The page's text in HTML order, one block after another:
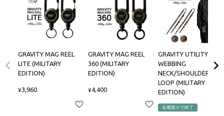
GRAVITY MAG REEL
LITE (MILITARY
EDITION)
¥3,960
GRAVITY MAG REEL
360 (MILITARY
EDITION)
¥4,400
GRAVITY UTILITY
WEBBING
NECK/SHOULDER
LOOP (MILITARY
EDITION)
在庫限りで終了